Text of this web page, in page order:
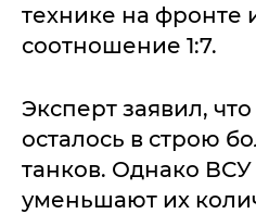
технике на фронте
соотношение 1:7.
Эксперт заявил,
осталось в строю
танков. Однако
уменьшают их